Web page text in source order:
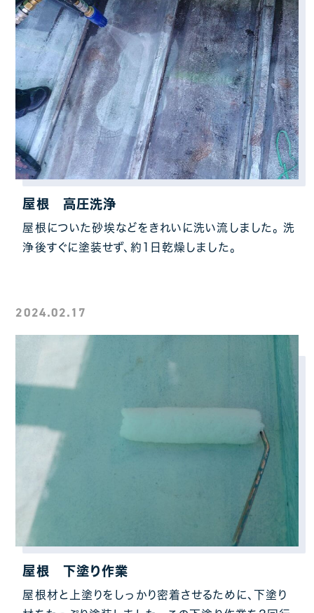
屋根 高圧洗浄
屋根についた砂埃などをきれいに洗い流しました。 洗
浄後すぐに塗装せず、約1日乾燥しました。
2024.02.17
屋根 下塗り作業
屋根材と上塗りをしっかり密着させるために、下塗り